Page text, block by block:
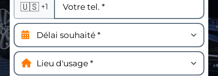
🇺🇸 +1